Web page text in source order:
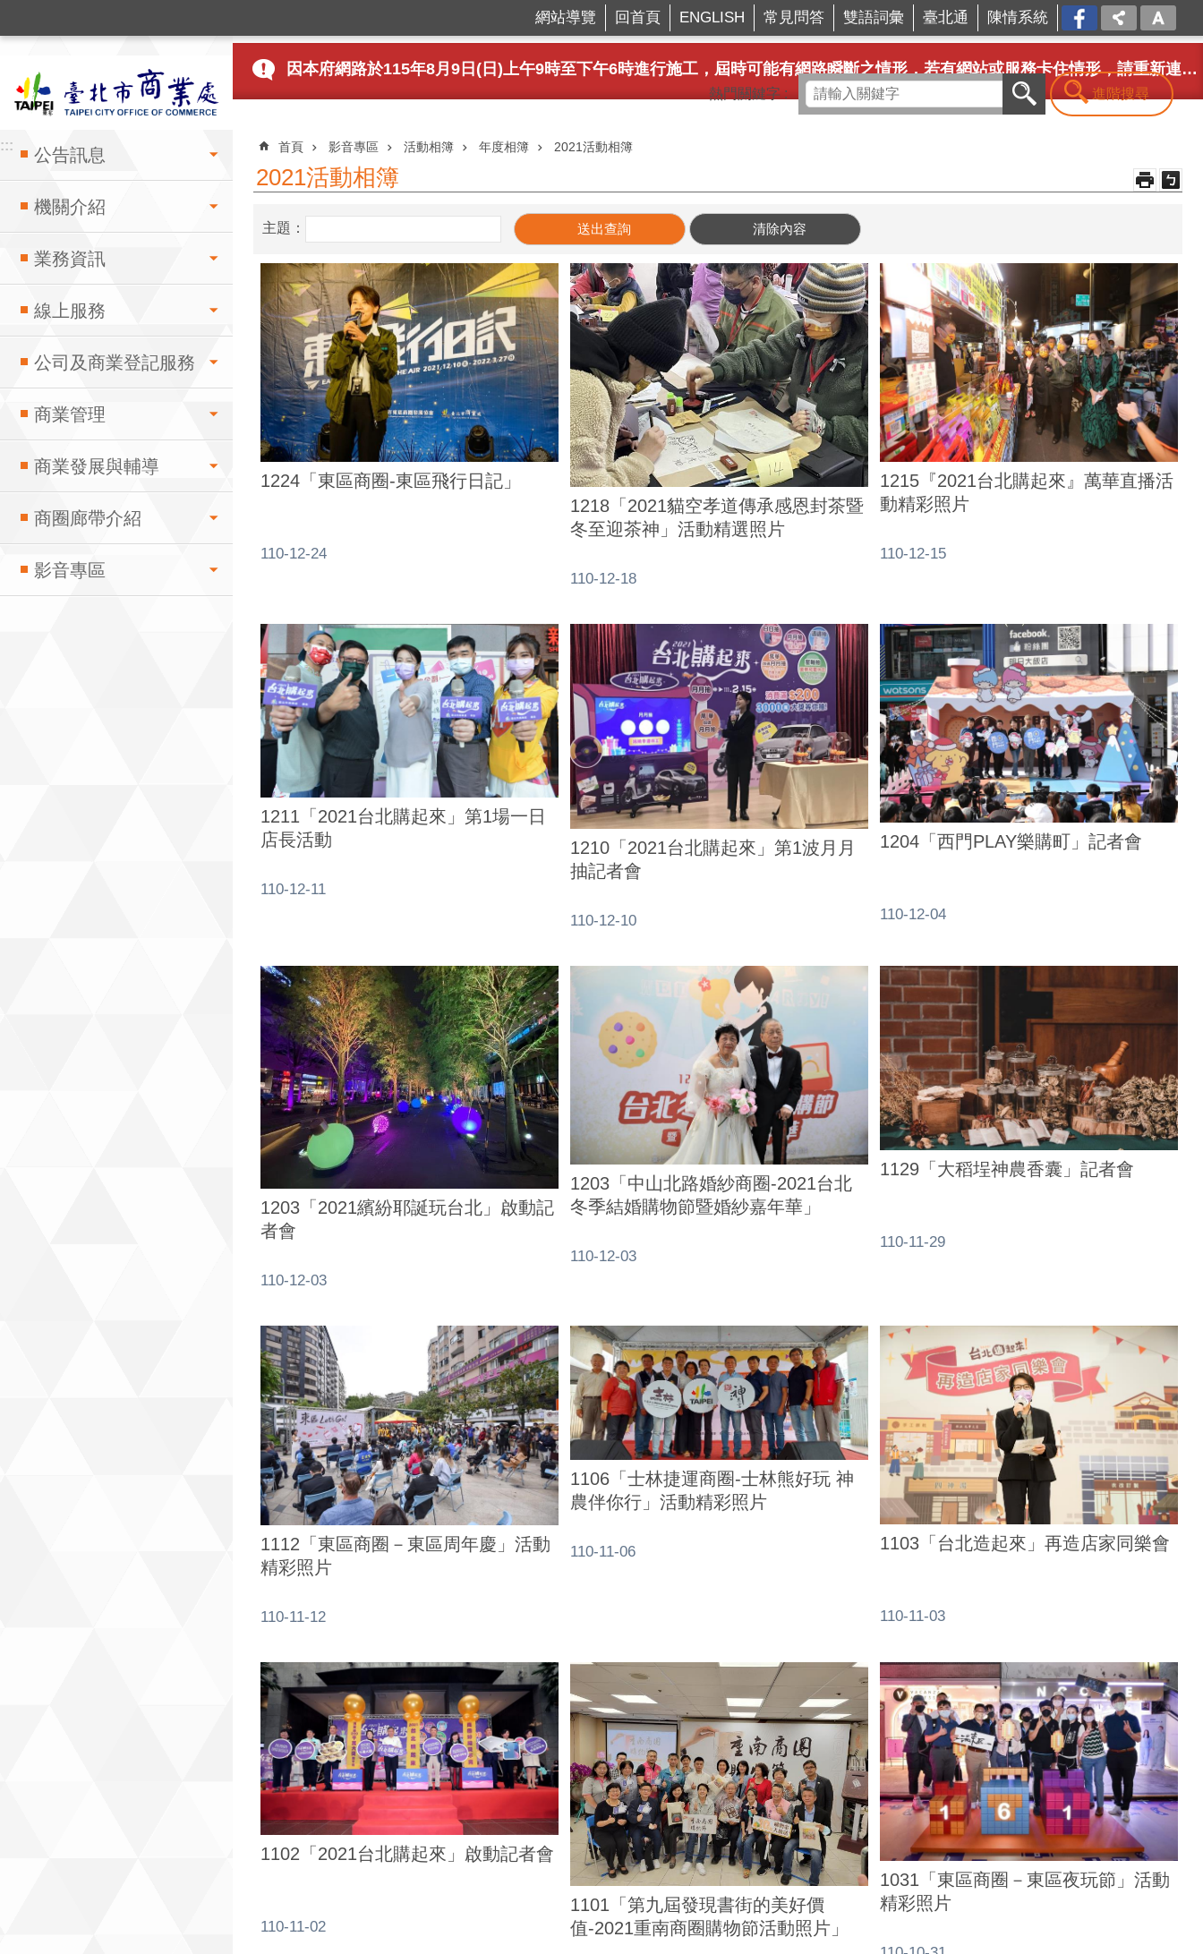
因本府網路於115年8月9日(日)上午9時至下午6時進行施工，屆時可能有網路瞬斷之情形，若有網站或服務卡住情形，請重新連線即可排除，造成不便，敬請見諒。
網站導覽 回首頁 ENGLISH 常見問答 雙語詞彙 臺北通 陳情系統 FB
::: 公告訊息
機關介紹
業務資訊
線上服務
公司及商業登記服務
商業管理
商業發展與輔導
商圈廊帶介紹
影音專區
熱門關鍵字 進階搜尋
:::
首頁 影音專區 活動相簿 年度相簿 2021活動相簿
2021活動相簿
主題：
1224「東區商圈-東區飛行日記」
110-12-24
1218「2021貓空孝道傳承感恩封茶暨
冬至迎茶神」活動精選照片
110-12-18
1215『2021台北購起來』萬華直播活
動精彩照片
110-12-15
1211「2021台北購起來」第1場一日
店長活動
110-12-11
1210「2021台北購起來」第1波月月
抽記者會
110-12-10
1204「西門PLAY樂購町」記者會
110-12-04
1203「2021繽紛耶誕玩台北」啟動記
者會
110-12-03
1203「中山北路婚紗商圈-2021台北
冬季結婚購物節暨婚紗嘉年華」
110-12-03
1129「大稻埕神農香囊」記者會
110-11-29
1112「東區商圈－東區周年慶」活動
精彩照片
110-11-12
1106「士林捷運商圈-士林熊好玩 神
農伴你行」活動精彩照片
110-11-06 1103「台北造起來」再造店家同樂會
110-11-03
1102「2021台北購起來」啟動記者會
110-11-02
1101「第九屆發現書街的美好價
值-2021重南商圈購物節活動照片」
1031「東區商圈－東區夜玩節」活動
精彩照片